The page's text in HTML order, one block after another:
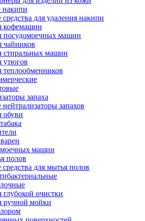
накипи
средства для удаления накипи
кофемашин
посудомоечных машин
чайников
стиральных машин
утюгов
теплообменников
запаха
нейтрализаторы запахов
обуви
машин
полов
средства для мытья полов
глубокой очистки
ручной мойки